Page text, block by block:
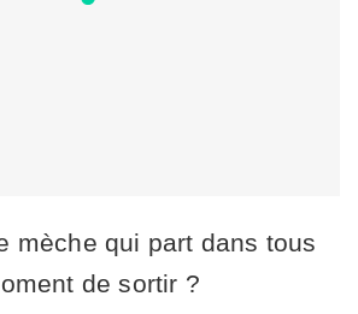
mèche qui part dans tous
de sortir ?